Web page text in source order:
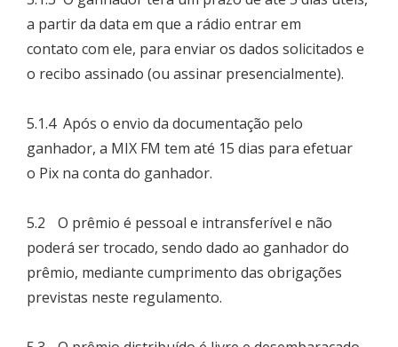
a partir da data em que a rádio entrar em
contato com ele, para enviar os dados solicitados e
o recibo assinado (ou assinar presencialmente).
5.1.4 Após o envio da documentação pelo
ganhador, a MIX FM tem até 15 dias para efetuar
o Pix na conta do ganhador.
5.2 O prêmio é pessoal e intransferível e não
poderá ser trocado, sendo dado ao ganhador do
prêmio, mediante cumprimento das obrigações
previstas neste regulamento.